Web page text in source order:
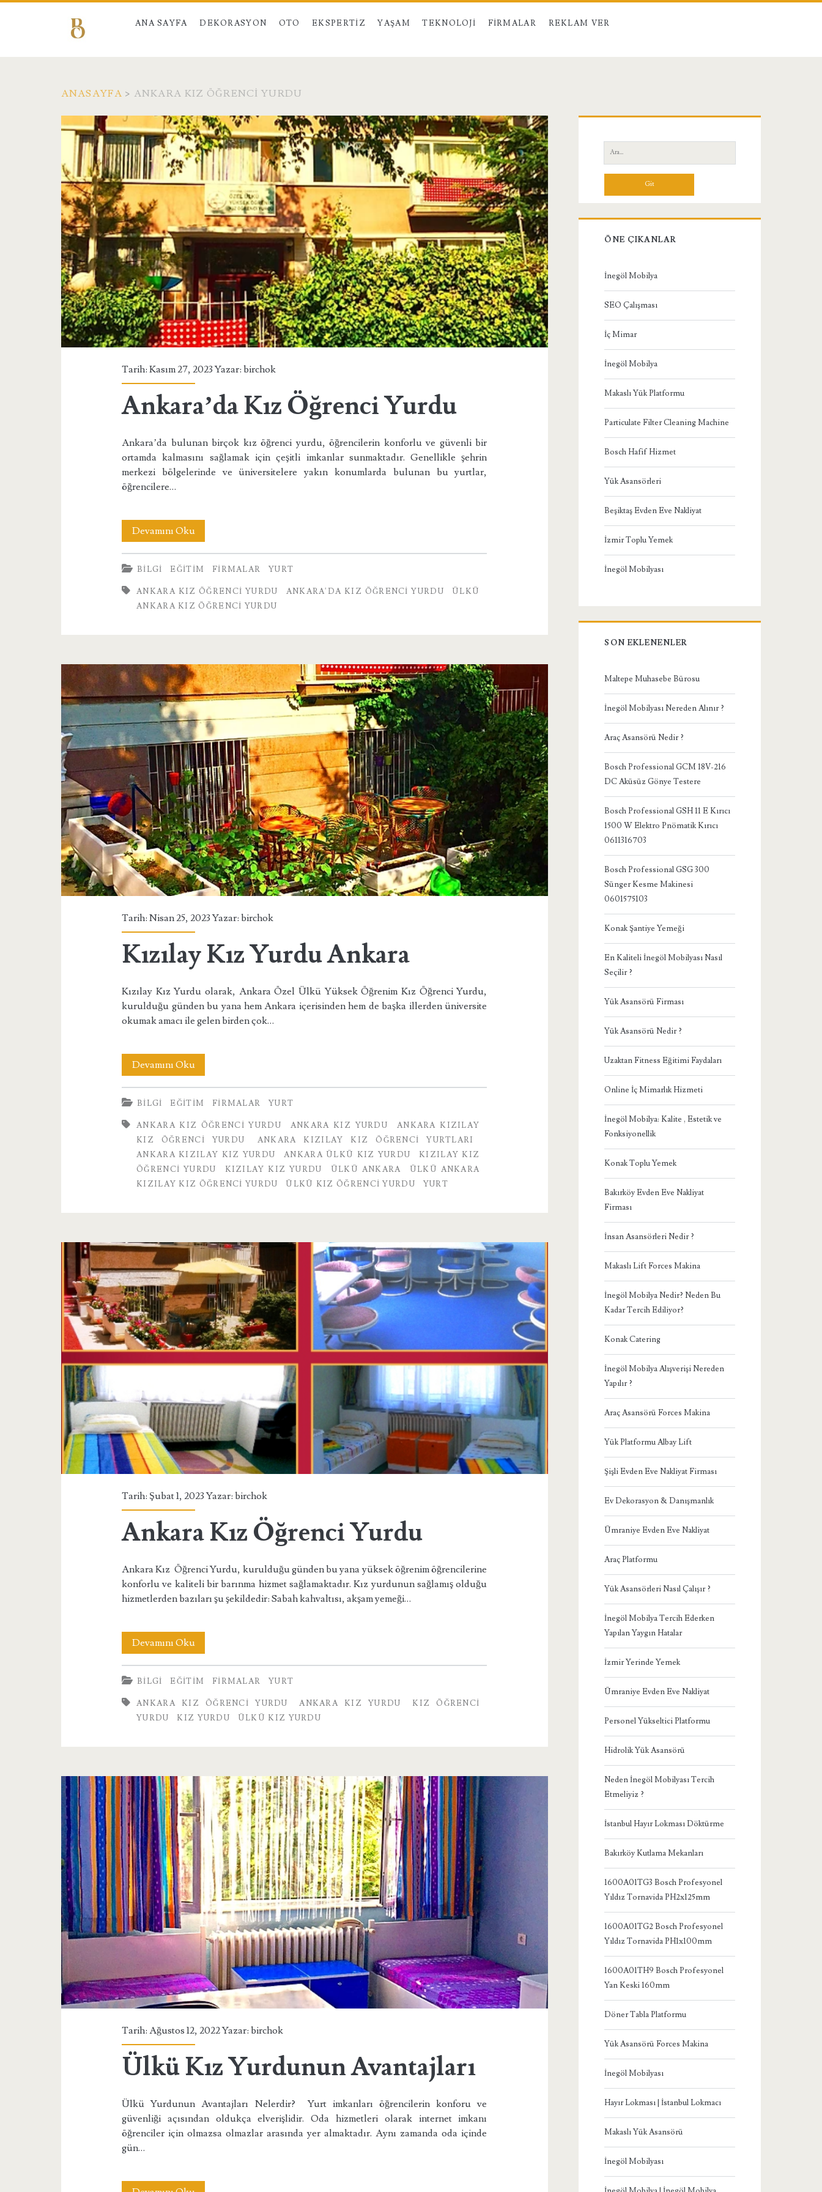
ANA SAYFA DEKORASYON OTO EKSPERTIZ YAŞAM TEKNOLOJI FIRMALAR REKLAM VER
ANASAYFA > ANKARA KIZ ÖĞRENCI YURDU
Etiket:
<span>Ankara
Kız
Öğrenci
Yurdu</span>
Tarih: Kasım 27, 2023 Yazar:birchok
Ankara’da Kız Öğrenci Yurdu
Ankara’da bulunan birçok kız öğrenci yurdu, öğrencilerin konforlu ve güvenli bir
ortamda kalmasını sağlamak için çeşitli imkanlar sunmaktadır. Genellikle şehrin
merkezi bölgelerinde ve üniversitelere yakın konumlarda bulunan bu yurtlar,
öğrencilere…
Devamını OkuAnkara’da
Kız
Öğrenci
Yurdu
BILGI EĞITIM FIRMALAR YURT
ANKARA KIZ ÖĞRENCI YURDU ANKARA'DA KIZ ÖĞRENCI YURDU
ÜLKÜ
ANKARA KIZ ÖĞRENCI YURDU
Tarih: Nisan 25, 2023 Yazar:birchok
Kızılay Kız Yurdu Ankara
Kızılay Kız Yurdu olarak, Ankara Özel Ülkü Yüksek Öğrenim Kız Öğrenci Yurdu,
kurulduğu günden bu yana hem Ankara içerisinden hem de başka illerden üniversite
okumak amacı ile gelen birden çok…
Devamını OkuKızılay
Kız
Yurdu
Ankara
BILGI EĞITIM FIRMALAR YURT
ANKARA KIZ ÖĞRENCI YURDU ANKARA KIZ YURDU
ANKARA KIZILAY
KIZ ÖĞRENCI YURDU
ANKARA KIZILAY KIZ ÖĞRENCI YURTLARI
ANKARA KIZILAY KIZ YURDU
ANKARA ÜLKÜ KIZ YURDU
KIZILAY KIZ
ÖĞRENCI YURDU
KIZILAY KIZ YURDU ÜLKÜ ANKARA
ÜLKÜ ANKARA
KIZILAY KIZ ÖĞRENCI YURDU
ÜLKÜ KIZ ÖĞRENCI YURDU YURT
Tarih: Şubat 1, 2023 Yazar:birchok
Ankara Kız Öğrenci Yurdu
Ankara Kız Öğrenci Yurdu, kurulduğu günden bu yana yüksek öğrenim öğrencilerine
konforlu ve kaliteli bir barınma hizmet sağlamaktadır. Kız yurdunun sağlamış olduğu
hizmetlerden bazıları şu şekildedir: Sabah kahvaltısı, akşam yemeği…
Devamını OkuAnkara
Kız
Öğrenci
Yurdu
BILGI EĞITIM FIRMALAR YURT
ANKARA KIZ ÖĞRENCI YURDU ANKARA KIZ YURDU
KIZ ÖĞRENCI
YURDU
KIZ YURDU ÜLKÜ KIZ YURDU
Tarih: Ağustos 12, 2022 Yazar:birchok
Ülkü Kız Yurdunun Avantajları
Ülkü Yurdunun Avantajları Nelerdir? Yurt imkanları öğrencilerin konforu ve
güvenliği açısından oldukça elverişlidir. Oda hizmetleri olarak internet imkanı
öğrenciler için olmazsa olmazlar arasında yer almaktadır. Aynı zamanda oda içinde
gün…
Yan
Menü
Ara:
ÖNE ÇIKANLAR
İnegöl Mobilya
SEO Çalışması
İç Mimar
İnegöl Mobilya
Makaslı Yük Platformu
Particulate Filter Cleaning Machine
Bosch Hafif Hizmet
Yük Asansörleri
Beşiktaş Evden Eve Nakliyat
İzmir Toplu Yemek
İnegöl Mobilyası
SON EKLENENLER
Maltepe Muhasebe Bürosu
İnegöl Mobilyası Nereden Alınır ?
Araç Asansörü Nedir ?
Bosch Professional GCM 18V-216
DC Aküsüz Gönye Testere
Bosch Professional GSH 11 E Kırıcı
1500 W Elektro Pnömatik Kırıcı
0611316703
Bosch Professional GSG 300
Sünger Kesme Makinesi
0601575103
Konak Şantiye Yemeği
En Kaliteli İnegöl Mobilyası Nasıl
Seçilir ?
Yük Asansörü Firması
Yük Asansörü Nedir ?
Uzaktan Fitness Eğitimi Faydaları
Online İç Mimarlık Hizmeti
İnegöl Mobilya: Kalite , Estetik ve
Fonksiyonellik
Konak Toplu Yemek
Bakırköy Evden Eve Nakliyat
Firması
İnsan Asansörleri Nedir ?
Makaslı Lift Forces Makina
İnegöl Mobilya Nedir? Neden Bu
Kadar Tercih Ediliyor?
Konak Catering
İnegöl Mobilya Alışverişi Nereden
Yapılır ?
Araç Asansörü Forces Makina
Yük Platformu Albay Lift
Şişli Evden Eve Nakliyat Firması
Ev Dekorasyon & Danışmanlık
Ümraniye Evden Eve Nakliyat
Araç Platformu
Yük Asansörleri Nasıl Çalışır ?
İnegöl Mobilya Tercih Ederken
Yapılan Yaygın Hatalar
İzmir Yerinde Yemek
Ümraniye Evden Eve Nakliyat
Personel Yükseltici Platformu
Hidrolik Yük Asansörü
Neden İnegöl Mobilyası Tercih
Etmeliyiz ?
İstanbul Hayır Lokması Döktürme
Bakırköy Kutlama Mekanları
1600A01TG3 Bosch Profesyonel
Yıldız Tornavida PH2x125mm
1600A01TG2 Bosch Profesyonel
Yıldız Tornavida PH1x100mm
1600A01TH9 Bosch Profesyonel
Yan Keski 160mm
Döner Tabla Platformu
Yük Asansörü Forces Makina
İnegöl Mobilyası
Hayır Lokması | İstanbul Lokmacı
Makaslı Yük Asansörü
İnegöl Mobilyası